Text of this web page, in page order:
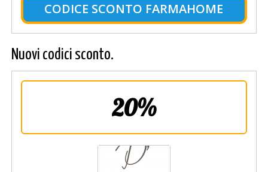
CODICE SCONTO FARMAHOME
Nuovi codici sconto.
20%